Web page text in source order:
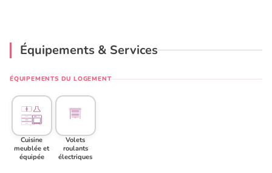
Équipements & Services
ÉQUIPEMENTS DU LOGEMENT
Cuisine
meublée et
équipée
Volets
roulants
électriques